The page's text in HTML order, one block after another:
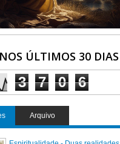
ÚLTIMOS 30 DIAS
3 7 0 6
Arquivo